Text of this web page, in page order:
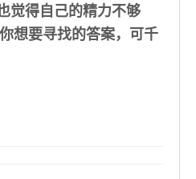
觉得自己的精力不够
想要寻找的答案，可千